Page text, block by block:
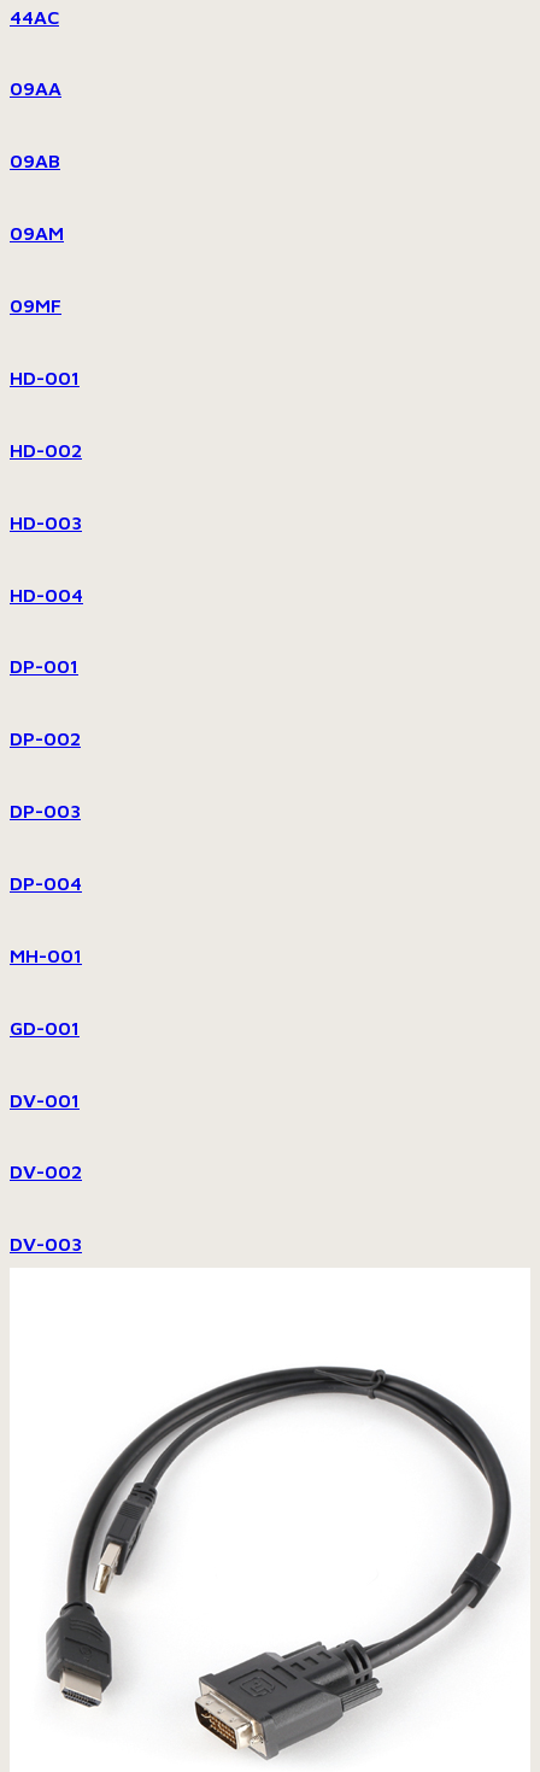
44AC
09AA
09AB
09AM
09MF
HD-001
HD-002
HD-003
HD-004
DP-001
DP-002
DP-003
DP-004
MH-001
GD-001
DV-001
DV-002
DV-003